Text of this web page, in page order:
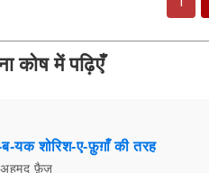
कोष में पढ़िएँ
यक शोरिश-ए-फ़ुग़ाँ की तरह
फ़ैज़